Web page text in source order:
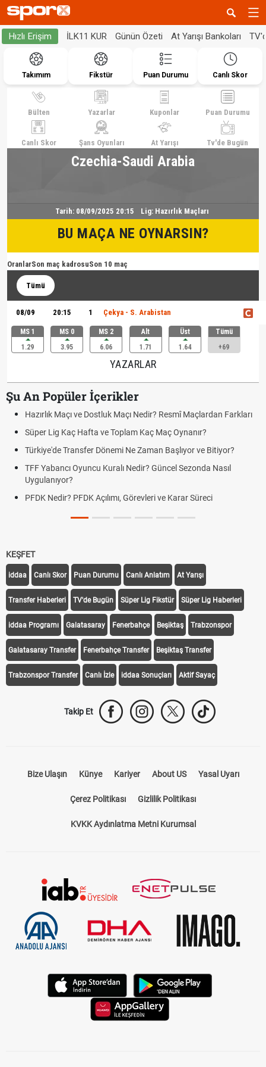
Hızlı Erişim İLK11 KUR Günün Özeti At Yarışı Bankoları
Takımım Fikstür Puan Durumu Canlı Skor
Bülten Yazarlar Kuponlar Puan Durumu
Canlı Skor Şans Oyunları At Yarışı Tv'de Bugün
Czechia-Saudi Arabia
Tarih: 08/09/2025 20:15 Lig: Hazırlık Maçları
BU MAÇA NE OYNARSIN?
OranlarSon maç kadrosuSon 10 maç
Tümü
08/09 20:15 1 Çekya - S. Arabistan
MS 1
1.29
MS 0
3.95
MS 2
6.06
Alt
1.71
Üst
1.64
Tümü
+69
YAZARLAR
Şu An Popüler İçerikler
Hazırlık Maçı ve Dostluk Maçı Nedir? Resmî Maçlardan Farkları
Süper Lig Kaç Hafta ve Toplam Kaç Maç Oynanır?
Türkiye'de Transfer Dönemi Ne Zaman Başlıyor ve Bitiyor?
TFF Yabancı Oyuncu Kuralı Nedir? Güncel Sezonda Nasıl
Uygulanıyor?
PFDK Nedir? PFDK Açılımı, Görevleri ve Karar Süreci
KEŞFET
iddaa Canlı Skor Puan Durumu Canlı Anlatım At Yarışı
Transfer Haberleri TV'de Bugün Süper Lig Fikstür Süper Lig Haberleri
iddaa Programı Galatasaray Fenerbahçe Beşiktaş Trabzonspor
Galatasaray Transfer Fenerbahçe Transfer Beşiktaş Transfer
Trabzonspor Transfer Canlı İzle iddaa Sonuçları Aktif Sayaç
Takip Et
Bize Ulaşın Künye Kariyer About US Yasal Uyarı
Çerez Politikası Gizlilik Politikası
KVKK Aydınlatma Metni Kurumsal